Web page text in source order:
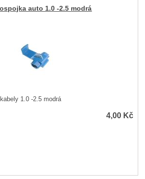
auto 1.0 -2.5 modrá
1.0 -2.5 modrá
4,00 Kč